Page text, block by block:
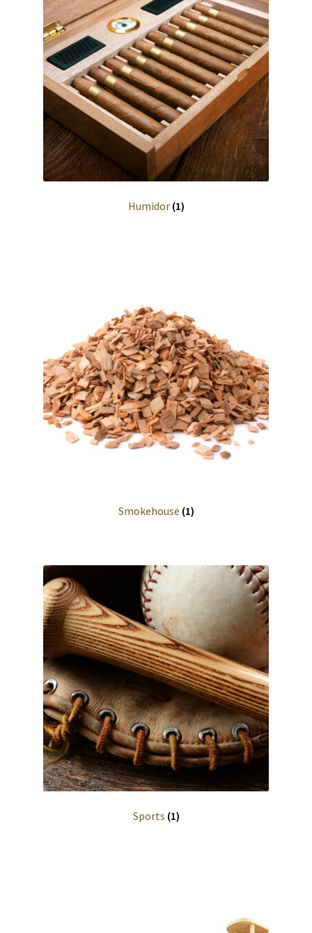
Environnement
Feux de Forêts
Fiche technique par essence
Figures
Grades
Musée du bois
My Account
Quote
Request for quote
Soumission
Wishlist
Wood Coop
Wood Museum
Humidor (1)
Smokehouse (1)
Sports (1)